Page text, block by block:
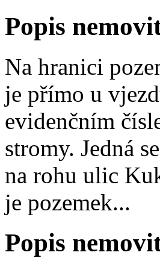
Popis
Na hranici
je přímo u
evidenčním
stromy. Jedná
na rohu ulic
je pozemek...
Popis